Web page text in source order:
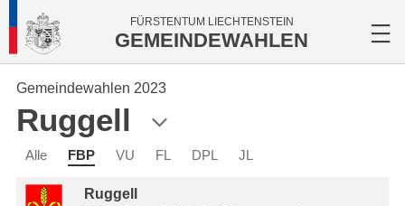
FÜRSTENTUM LIECHTENSTEIN
GEMEINDEWAHLEN
Gemeindewahlen 2023
Ruggell
Alle FBP VU FL DPL JL
Ruggell